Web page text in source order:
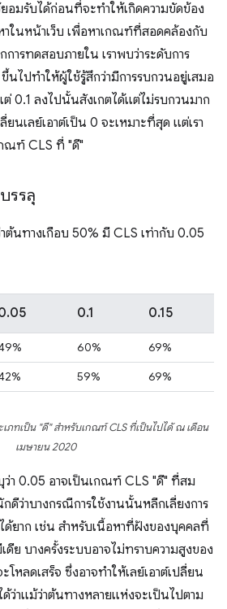
มรับได้ก่อนที่จะทำให้เกิดความขัดข้อง
าในหน้าเว็บ เพื่อหาเกณฑ์ที่สอดคล้องกับ
การทดสอบภายใน เราพบว่าระดับการ
ไปทำให้ผู้ใช้รู้สึกว่ามีการรบกวนอยู่เสมอ
0.1 ลงไปนั้นสังเกตได้แต่ไม่รบกวนมาก
นเลย์เอาต์เป็น 0 จะเหมาะที่สุด แต่เรา
กณฑ์ CLS ที่ "ดี"
รรลุ
ต้นทางเกือบ 50% มี CLS เท่ากับ 0.05
0.1 0.15
60%
69%
59% 69%
ภทเป็น "ดี" สำหรับเกณฑ์ CLS ที่เป็นไปได้ ณ เดือน
เมษายน 2020
ว่า 0.05 อาจเป็นเกณฑ์ CLS "ดี" ที่สม
ดีว่าบางกรณีการใช้งานนั้นหลีกเลี่ยงการ
ด้ยาก เช่น สําหรับเนื้อหาที่ฝังของบุคคลที่
ดีย บางครั้งระบบอาจไม่ทราบความสูงของ
หลดเสร็จ ซึ่งอาจทําให้เลย์เอาต์เปลี่ยน
ด้ว่าแม้ว่าต้นทางหลายแห่งจะเป็นไปตาม